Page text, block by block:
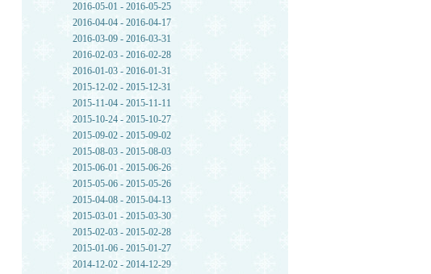
2016-05-01 - 2016-05-25
2016-04-04 - 2016-04-17
2016-03-09 - 2016-03-31
2016-02-03 - 2016-02-28
2016-01-03 - 2016-01-31
2015-12-02 - 2015-12-31
2015-11-04 - 2015-11-11
2015-10-24 - 2015-10-27
2015-09-02 - 2015-09-02
2015-08-03 - 2015-08-03
2015-06-01 - 2015-06-26
2015-05-06 - 2015-05-26
2015-04-08 - 2015-04-13
2015-03-01 - 2015-03-30
2015-02-03 - 2015-02-28
2015-01-06 - 2015-01-27
2014-12-02 - 2014-12-29